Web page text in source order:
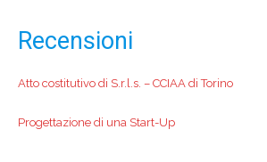
Recensioni
Atto costitutivo di S.r.l.s. – CCIAA di Torino
Progettazione di una Start-Up